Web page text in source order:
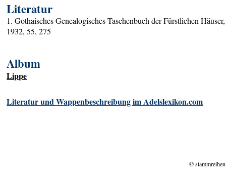
Literatur
1. Gothaisches Genealogisches Taschenbuch der Fürstlichen Häuser,
1932, 55, 275
Album
Lippe
Literatur und Wappenbeschreibung im Adelslexikon.com
©